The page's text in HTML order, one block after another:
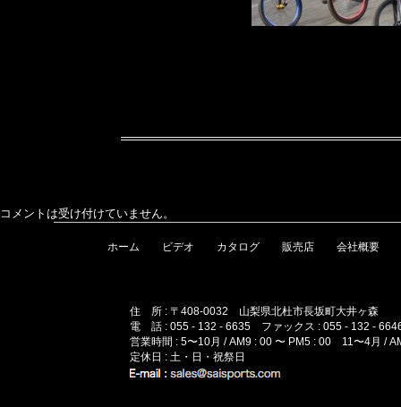
コメントは受け付けていません。
ホーム ビデオ カタログ 販売店 会社概要
住 所 : 〒408-0032 山梨県北杜市長坂町大井ヶ森
電 話 : 055 - 132 - 6635 ファックス : 055 - 132 -
営業時間 : 5〜10月 / AM9 : 00 〜 PM5 : 00 11〜4月 /
定休日 : 土・日・祝祭日